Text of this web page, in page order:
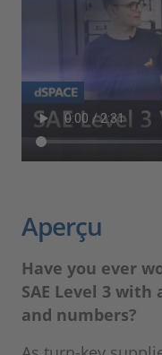
Aperçu
Have you ever
SAE Level 3
and numbers?